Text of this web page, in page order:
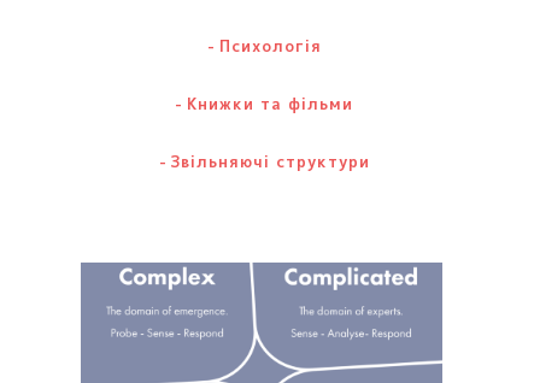
Психологія
Книжки та фільми
Звільняючі структури